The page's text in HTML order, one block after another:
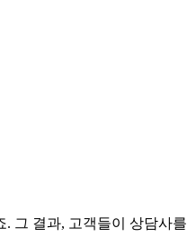
그 결과, 고객들이 상담사를